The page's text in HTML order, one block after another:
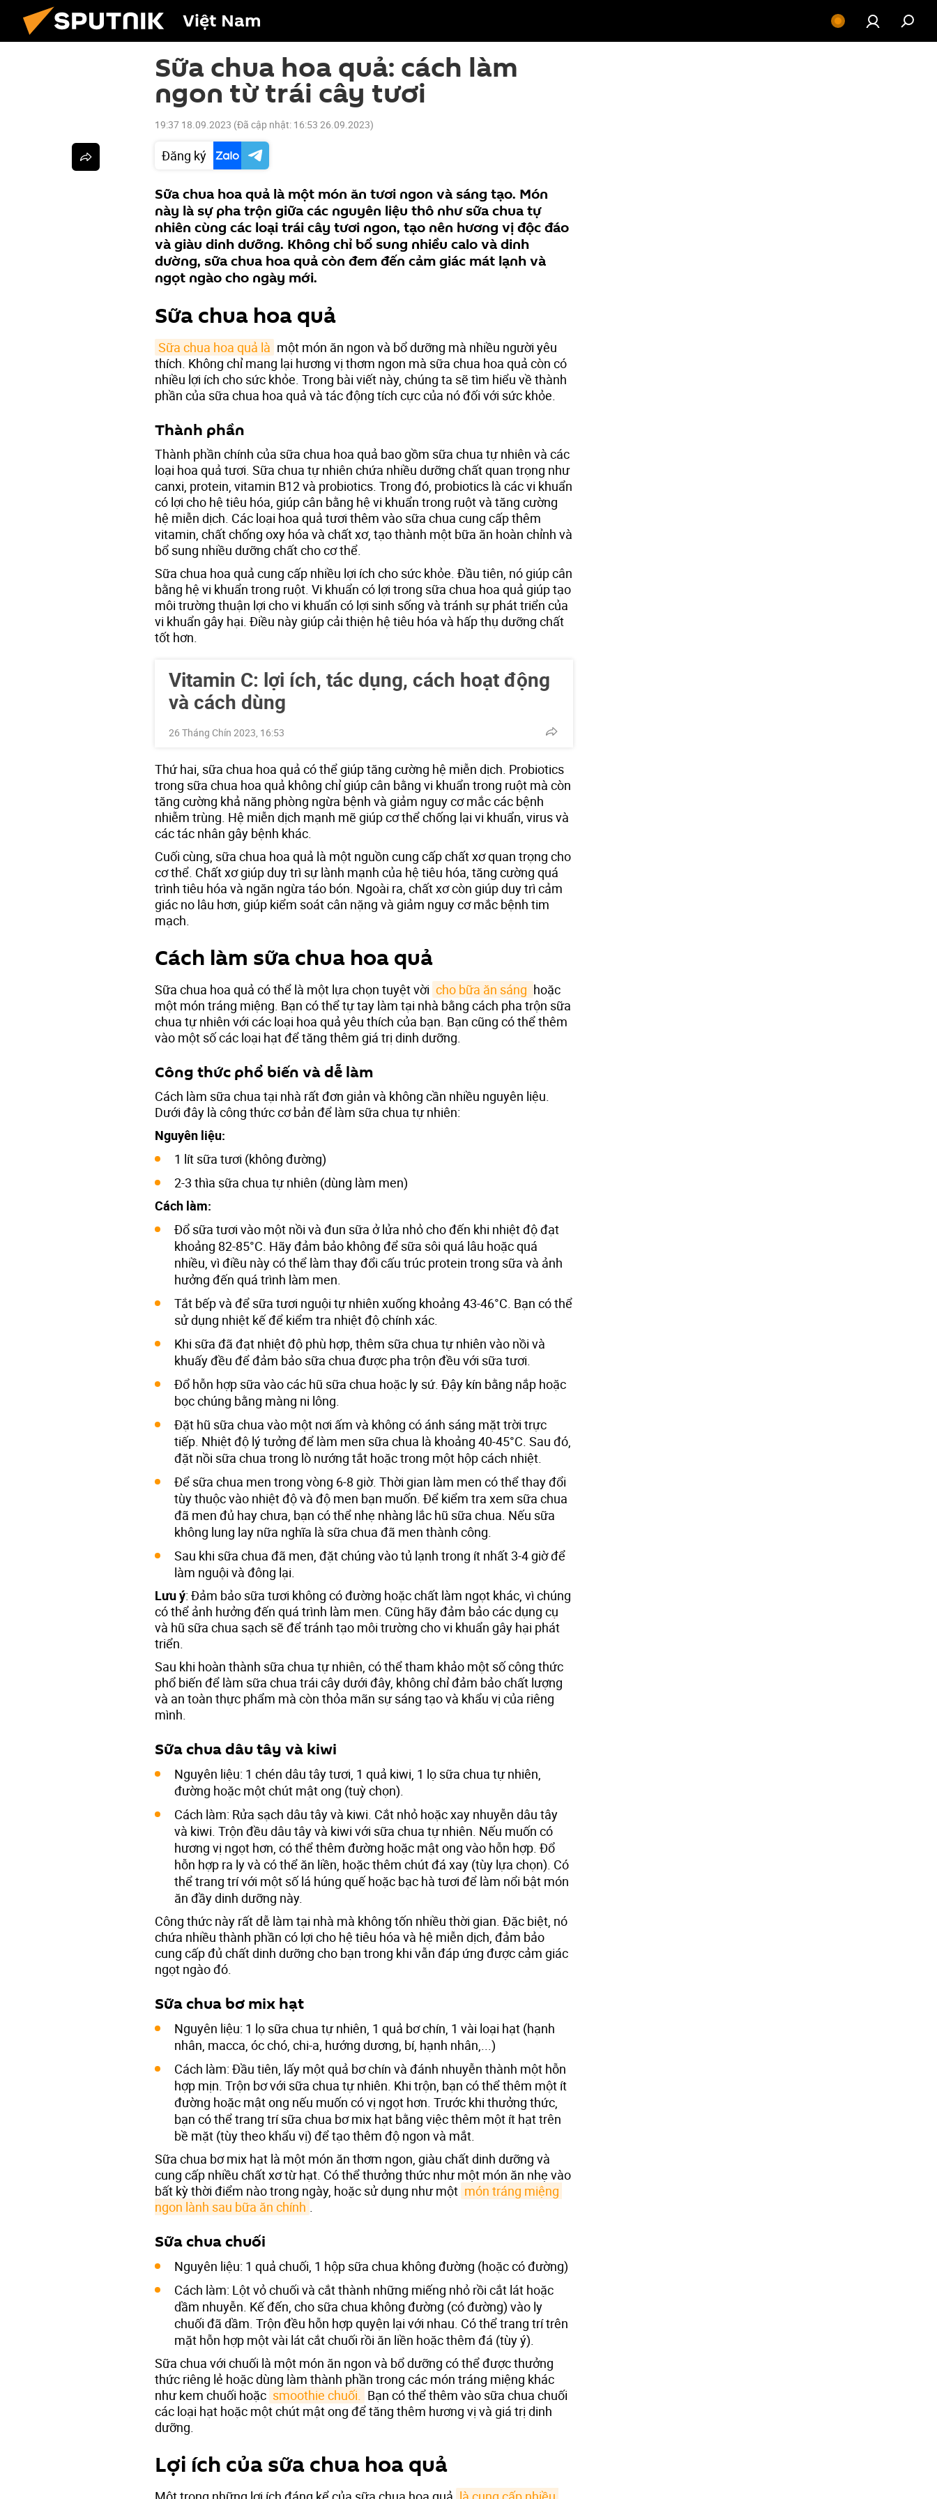
Việt Nam
Sữa chua hoa quả: cách làm
ngon từ trái cây tươi
19:37 18.09.2023 (Đã cập nhật: 16:53 26.09.2023)
Đăng ký
Sữa chua hoa quả là một món ăn tươi ngon và sáng tạo. Món
này là sự pha trộn giữa các nguyên liệu thô như sữa chua tự
nhiên cùng các loại trái cây tươi ngon, tạo nên hương vị độc đáo
và giàu dinh dưỡng. Không chỉ bổ sung nhiều calo và dinh
dường, sữa chua hoa quả còn đem đến cảm giác mát lạnh và
ngọt ngào cho ngày mới.
Sữa chua hoa quả
Sữa chua hoa quả là một món ăn ngon và bổ dưỡng mà nhiều người yêu
thích. Không chỉ mang lại hương vị thơm ngon mà sữa chua hoa quả còn có
nhiều lợi ích cho sức khỏe. Trong bài viết này, chúng ta sẽ tìm hiểu về thành
phần của sữa chua hoa quả và tác động tích cực của nó đối với sức khỏe.
Thành phần
Thành phần chính của sữa chua hoa quả bao gồm sữa chua tự nhiên và các
loại hoa quả tươi. Sữa chua tự nhiên chứa nhiều dưỡng chất quan trọng như
canxi, protein, vitamin B12 và probiotics. Trong đó, probiotics là các vi khuẩn
có lợi cho hệ tiêu hóa, giúp cân bằng hệ vi khuẩn trong ruột và tăng cường
hệ miễn dịch. Các loại hoa quả tươi thêm vào sữa chua cung cấp thêm
vitamin, chất chống oxy hóa và chất xơ, tạo thành một bữa ăn hoàn chỉnh và
bổ sung nhiều dưỡng chất cho cơ thể.
Sữa chua hoa quả cung cấp nhiều lợi ích cho sức khỏe. Đầu tiên, nó giúp cân
bằng hệ vi khuẩn trong ruột. Vi khuẩn có lợi trong sữa chua hoa quả giúp tạo
môi trường thuận lợi cho vi khuẩn có lợi sinh sống và tránh sự phát triển của
vi khuẩn gây hại. Điều này giúp cải thiện hệ tiêu hóa và hấp thụ dưỡng chất
tốt hơn.
Vitamin C: lợi ích, tác dụng, cách hoạt động
và cách dùng
26 Tháng Chín 2023, 16:53
Thứ hai, sữa chua hoa quả có thể giúp tăng cường hệ miễn dịch. Probiotics
trong sữa chua hoa quả không chỉ giúp cân bằng vi khuẩn trong ruột mà còn
tăng cường khả năng phòng ngừa bệnh và giảm nguy cơ mắc các bệnh
nhiễm trùng. Hệ miễn dịch mạnh mẽ giúp cơ thể chống lại vi khuẩn, virus và
các tác nhân gây bệnh khác.
Cuối cùng, sữa chua hoa quả là một nguồn cung cấp chất xơ quan trọng cho
cơ thể. Chất xơ giúp duy trì sự lành mạnh của hệ tiêu hóa, tăng cường quá
trình tiêu hóa và ngăn ngừa táo bón. Ngoài ra, chất xơ còn giúp duy trì cảm
giác no lâu hơn, giúp kiểm soát cân nặng và giảm nguy cơ mắc bệnh tim
mạch.
Cách làm sữa chua hoa quả
Sữa chua hoa quả có thể là một lựa chọn tuyệt vời cho bữa ăn sáng hoặc
một món tráng miệng. Bạn có thể tự tay làm tại nhà bằng cách pha trộn sữa
chua tự nhiên với các loại hoa quả yêu thích của bạn. Bạn cũng có thể thêm
vào một số các loại hạt để tăng thêm giá trị dinh dưỡng.
Công thức phổ biến và dễ làm
Cách làm sữa chua tại nhà rất đơn giản và không cần nhiều nguyên liệu.
Dưới đây là công thức cơ bản để làm sữa chua tự nhiên:
Nguyên liệu:
1 lít sữa tươi (không đường)
2-3 thìa sữa chua tự nhiên (dùng làm men)
Cách làm:
Đổ sữa tươi vào một nồi và đun sữa ở lửa nhỏ cho đến khi nhiệt độ đạt
khoảng 82-85°C. Hãy đảm bảo không để sữa sôi quá lâu hoặc quá
nhiều, vì điều này có thể làm thay đổi cấu trúc protein trong sữa và ảnh
hưởng đến quá trình làm men.
Tắt bếp và để sữa tươi nguội tự nhiên xuống khoảng 43-46°C. Bạn có thể
sử dụng nhiệt kế để kiểm tra nhiệt độ chính xác.
Khi sữa đã đạt nhiệt độ phù hợp, thêm sữa chua tự nhiên vào nồi và
khuấy đều để đảm bảo sữa chua được pha trộn đều với sữa tươi.
Đổ hỗn hợp sữa vào các hũ sữa chua hoặc ly sứ. Đậy kín bằng nắp hoặc
bọc chúng bằng màng ni lông.
Đặt hũ sữa chua vào một nơi ấm và không có ánh sáng mặt trời trực
tiếp. Nhiệt độ lý tưởng để làm men sữa chua là khoảng 40-45°C. Sau đó,
đặt nồi sữa chua trong lò nướng tắt hoặc trong một hộp cách nhiệt.
Để sữa chua men trong vòng 6-8 giờ. Thời gian làm men có thể thay đổi
tùy thuộc vào nhiệt độ và độ men bạn muốn. Để kiểm tra xem sữa chua
đã men đủ hay chưa, bạn có thể nhẹ nhàng lắc hũ sữa chua. Nếu sữa
không lung lay nữa nghĩa là sữa chua đã men thành công.
Sau khi sữa chua đã men, đặt chúng vào tủ lạnh trong ít nhất 3-4 giờ để
làm nguội và đông lại.
Lưu ý: Đảm bảo sữa tươi không có đường hoặc chất làm ngọt khác, vì chúng
có thể ảnh hưởng đến quá trình làm men. Cũng hãy đảm bảo các dụng cụ
và hũ sữa chua sạch sẽ để tránh tạo môi trường cho vi khuẩn gây hại phát
triển.
Sau khi hoàn thành sữa chua tự nhiên, có thể tham khảo một số công thức
phổ biến để làm sữa chua trái cây dưới đây, không chỉ đảm bảo chất lượng
và an toàn thực phẩm mà còn thỏa mãn sự sáng tạo và khẩu vị của riêng
mình.
Sữa chua dâu tây và kiwi
Nguyên liệu: 1 chén dâu tây tươi, 1 quả kiwi, 1 lọ sữa chua tự nhiên,
đường hoặc một chút mật ong (tuỳ chọn).
Cách làm: Rửa sạch dâu tây và kiwi. Cắt nhỏ hoặc xay nhuyễn dâu tây
và kiwi. Trộn đều dâu tây và kiwi với sữa chua tự nhiên. Nếu muốn có
hương vị ngọt hơn, có thể thêm đường hoặc mật ong vào hỗn hợp. Đổ
hỗn hợp ra ly và có thể ăn liền, hoặc thêm chút đá xay (tùy lựa chọn). Có
thể trang trí với một số lá húng quế hoặc bạc hà tươi để làm nổi bật món
ăn đầy dinh dưỡng này.
Công thức này rất dễ làm tại nhà mà không tốn nhiều thời gian. Đặc biệt, nó
chứa nhiều thành phần có lợi cho hệ tiêu hóa và hệ miễn dịch, đảm bảo
cung cấp đủ chất dinh dưỡng cho bạn trong khi vẫn đáp ứng được cảm giác
ngọt ngào đó.
Sữa chua bơ mix hạt
Nguyên liệu: 1 lọ sữa chua tự nhiên, 1 quả bơ chín, 1 vài loại hạt (hạnh
nhân, macca, óc chó, chi-a, hướng dương, bí, hạnh nhân,...)
Cách làm: Đầu tiên, lấy một quả bơ chín và đánh nhuyễn thành một hỗn
hợp mịn. Trộn bơ với sữa chua tự nhiên. Khi trộn, bạn có thể thêm một ít
đường hoặc mật ong nếu muốn có vị ngọt hơn. Trước khi thưởng thức,
bạn có thể trang trí sữa chua bơ mix hạt bằng việc thêm một ít hạt trên
bề mặt (tùy theo khẩu vị) để tạo thêm độ ngon và mắt.
Sữa chua bơ mix hạt là một món ăn thơm ngon, giàu chất dinh dưỡng và
cung cấp nhiều chất xơ từ hạt. Có thể thưởng thức như một món ăn nhẹ vào
bất kỳ thời điểm nào trong ngày, hoặc sử dụng như một món tráng miệng
ngon lành sau bữa ăn chính .
Sữa chua chuối
Nguyên liệu: 1 quả chuối, 1 hộp sữa chua không đường (hoặc có đường)
Cách làm: Lột vỏ chuối và cắt thành những miếng nhỏ rồi cắt lát hoặc
dầm nhuyễn. Kế đến, cho sữa chua không đường (có đường) vào ly
chuối đã dầm. Trộn đều hỗn hợp quyện lại với nhau. Có thể trang trí trên
mặt hỗn hợp một vài lát cắt chuối rồi ăn liền hoặc thêm đá (tùy ý).
Sữa chua với chuối là một món ăn ngon và bổ dưỡng có thể được thưởng
thức riêng lẻ hoặc dùng làm thành phần trong các món tráng miệng khác
như kem chuối hoặc smoothie chuối. Bạn có thể thêm vào sữa chua chuối
các loại hạt hoặc một chút mật ong để tăng thêm hương vị và giá trị dinh
dưỡng.
Lợi ích của sữa chua hoa quả